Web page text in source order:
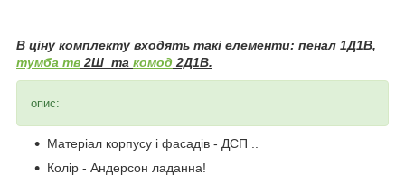
В ціну комплекту входять такі елементи: пенал 1Д1В,
тумба тв 2Ш та комод 2Д1В.
опис:
Матеріал корпусу і фасадів - ДСП ..
Колір - Андерсон ладанна!